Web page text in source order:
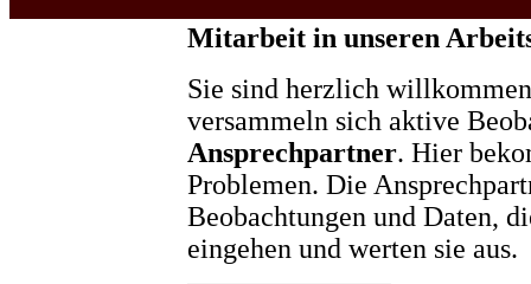
Mitarbeit in unseren
Sie sind herzlich
versammeln sich aktive
Ansprechpartner. Hier
Problemen. Die
Beobachtungen und Daten,
eingehen und werten sie aus.